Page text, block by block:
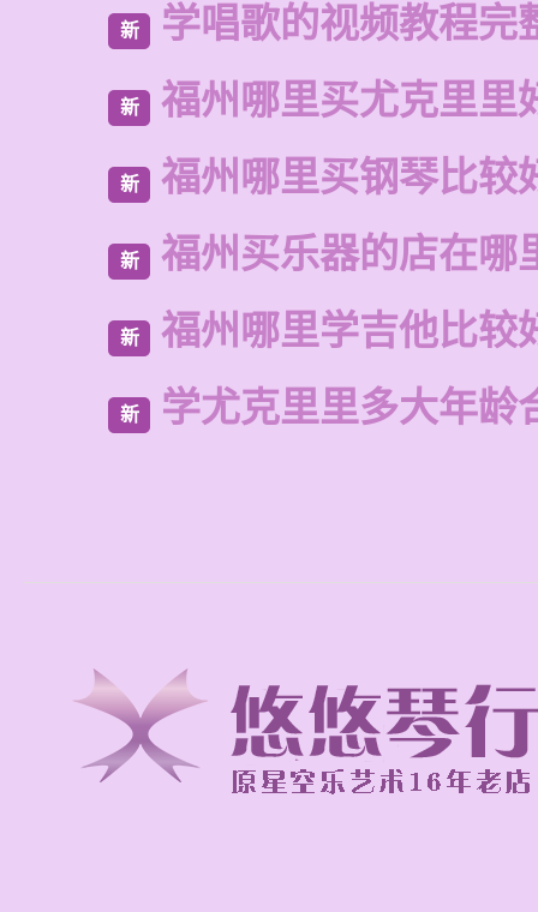
新 学唱歌的视频教程完
新 福州哪里买尤克里里
新 福州哪里买钢琴比较
新 福州买乐器的店在哪
新 福州哪里学吉他比较
新 学尤克里里多大年龄